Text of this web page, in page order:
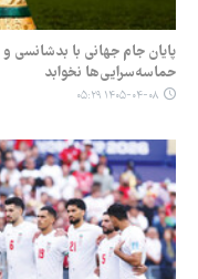
پایان جام جهانی با بدشانسی
حماسه‌سرایی‌ها نخوابد
۱۴۰۵-۰۴-۰۸ ۰۵:۲۹